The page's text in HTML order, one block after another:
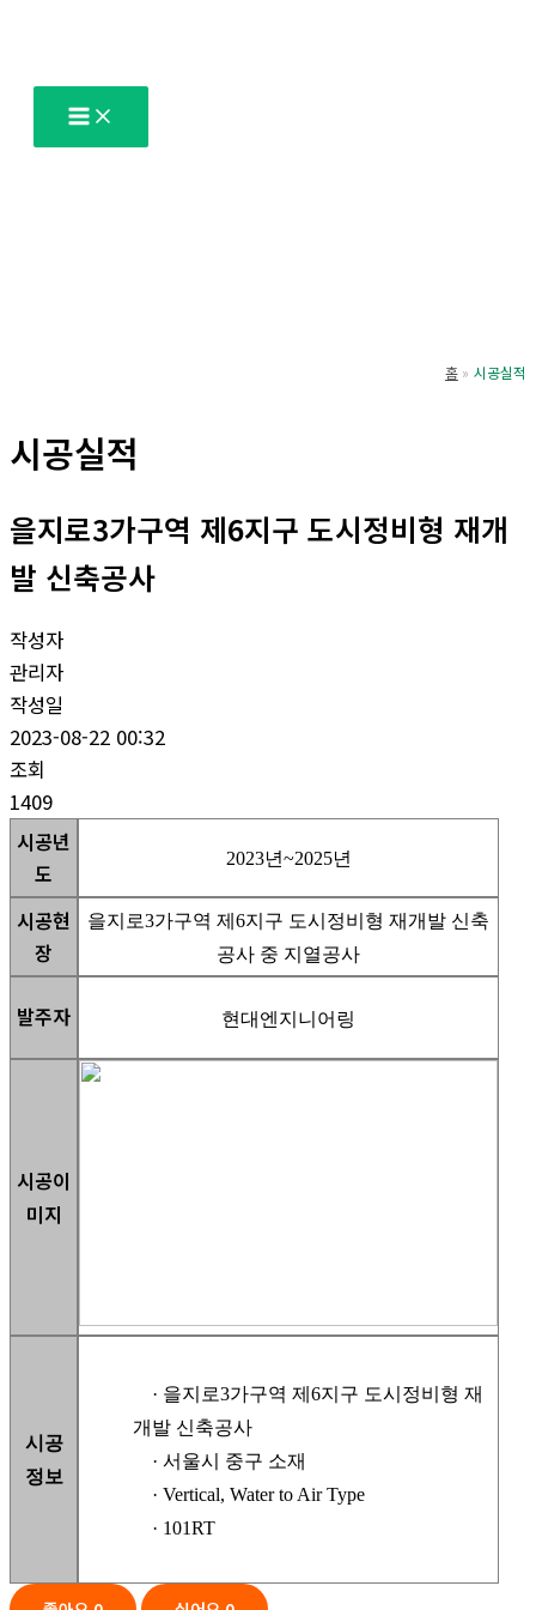
홈 시공실적
시공실적
을지로3가구역 제6지구 도시정비형 재개
발 신축공사
작성자
관리자
작성일
2023-08-22 00:32
조회
1409
시공년
도
2023년~2025년
시공현
장
을지로3가구역 제6지구 도시정비형 재개발 신축
공사 중 지열공사
발주자 현대엔지니어링
시공이
미지
시공
정보
· 을지로3가구역 제6지구 도시정비형 재
개발 신축공사
· 서울시 중구 소재
· Vertical, Water to Air Type
· 101RT